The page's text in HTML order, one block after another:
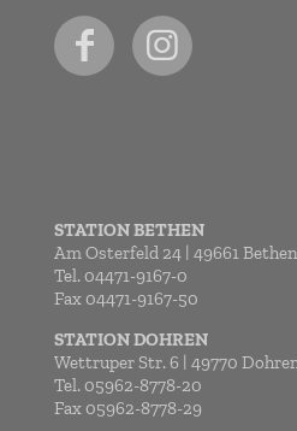
STATION BETHEN
Am Osterfeld 24 | 49661 Bethen
Tel. 04471-9167-0
Fax 04471-9167-50
STATION DOHREN
Wettruper Str. 6 | 49770
Tel. 05962-8778-20
Fax 05962-8778-29